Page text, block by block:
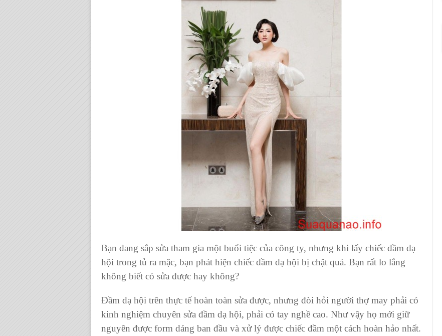
Bạn đang sắp sửa tham gia một buổi tiệc của công ty, nhưng khi lấy chiếc đầm dạ
hội trong tủ ra mặc, bạn phát hiện chiếc đầm dạ hội bị chật quá. Bạn rất lo lắng
không biết có sửa được hay không?
Đầm dạ hội trên thực tế hoàn toàn sửa được, nhưng đòi hỏi người thợ may phải có
kinh nghiệm chuyên sửa đầm dạ hội, phải có tay nghề cao. Như vậy họ mới giữ
nguyên được form dáng ban đầu và xử lý được chiếc đầm một cách hoàn hảo nhất.